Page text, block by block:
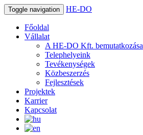
Toggle navigation HE-DO
Főoldal
Vállalat
A HE-DO Kft. bemutatkozása
Telephelyeink
Tevékenységek
Közbeszerzés
Fejlesztések
Projektek
Karrier
Kapcsolat